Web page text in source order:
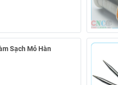
Sạch Mỏ Hàn